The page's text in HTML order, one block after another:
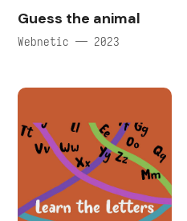
Guess the animal
Webnetic — 2023